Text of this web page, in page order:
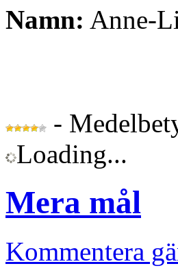
Namn: Anne-
-
Loading...
Mera mål
Kommentera